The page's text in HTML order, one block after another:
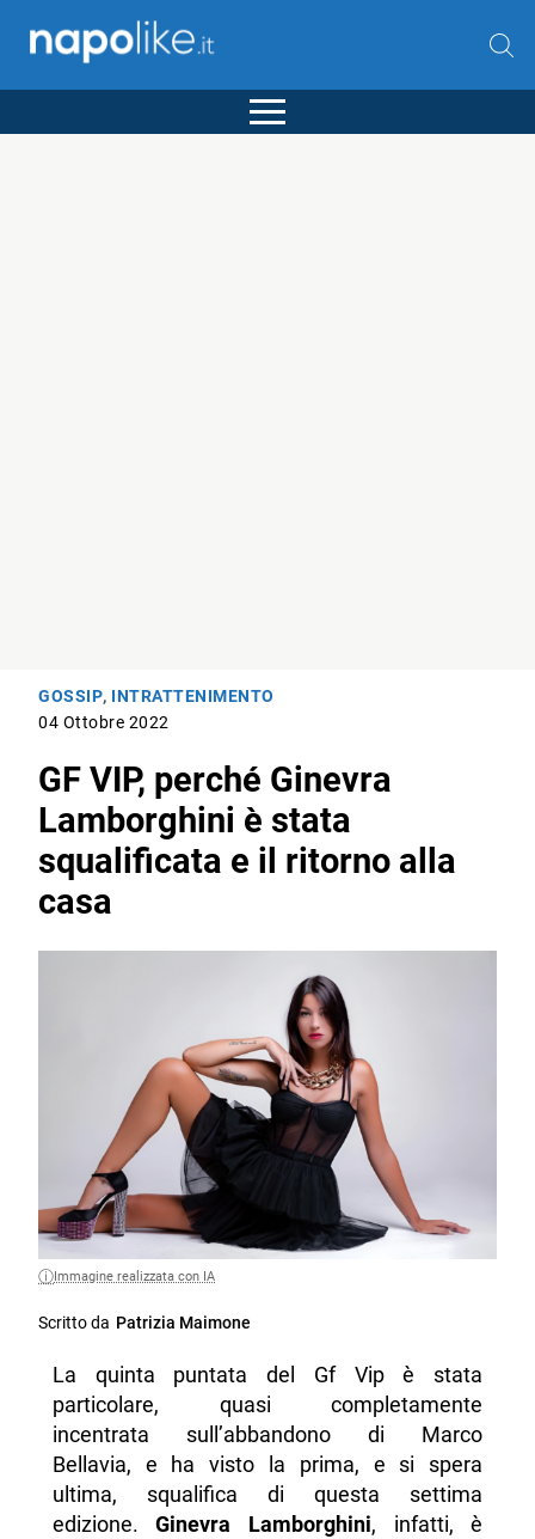
GOSSIP, INTRATTENIMENTO
04 Ottobre 2022
GF VIP, perché Ginevra
Lamborghini è stata
squalificata e il ritorno alla
casa
Immagine realizzata con IA
Scritto da Patrizia Maimone
La quinta puntata del Gf Vip è stata
particolare, quasi completamente
incentrata sull’abbandono di Marco
Bellavia, e ha visto la prima, e si spera
ultima, squalifica di questa settima
edizione.Ginevra Lamborghini, infatti, è